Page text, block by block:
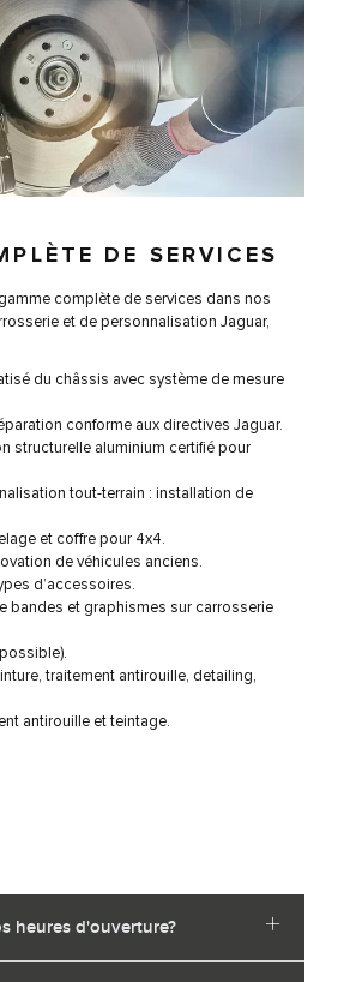
DE SERVICES
complète de services dans nos
et de personnalisation Jaguar,
du châssis avec système de mesure
conforme aux directives Jaguar.
structurelle aluminium certifié pour
tout-terrain : installation de
et coffre pour 4x4.
de véhicules anciens.
d’accessoires.
bandes et graphismes sur carrosserie
traitement antirouille, detailing,
antirouille et teintage.
heures d'ouverture?